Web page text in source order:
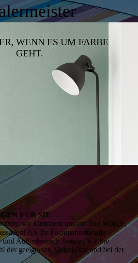
WENN ES UM FARBE
GEHT.
FÜR SIE
wir kümmern uns um Ihre Wände,
Als Ihr Fachmann für alle
Außen­bereich, beraten wir Sie
der geeigneten Materialien und bei der